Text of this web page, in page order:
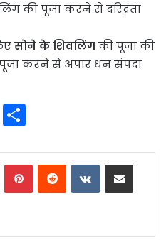
की पूजा करने से दरिद्रता
सोने के शिवलिंगकी पूजा की
करने से अपार धन संपदा
C
o
ar
PinterestReddit VKontakteShare via Email